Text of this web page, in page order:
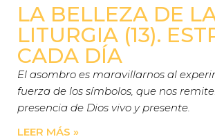
LA BELLEZA DE
LITURGIA (13).
CADA DÍA
El asombro es maravillarnos al
fuerza de los símbolos, que nos
presencia de Dios vivo y presente.
LEER MÁS »